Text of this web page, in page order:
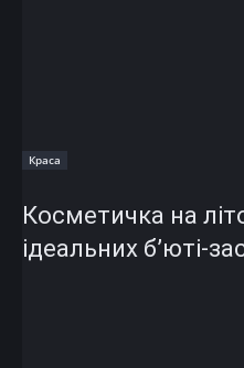
Краса
Косметичка на
ідеальних б’юті-